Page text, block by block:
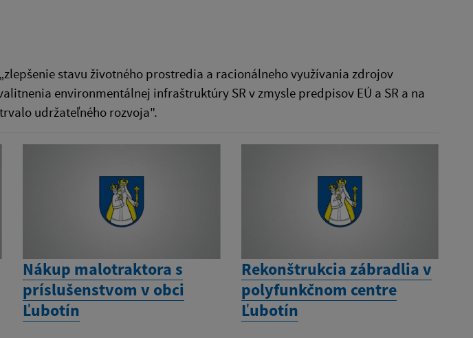
stavu životného prostredia a racionálneho využívania zdrojov
environmentálnej infraštruktúry SR v zmysle predpisov EÚ a SR a na
udržateľného rozvoja".
Nákup malotraktora s
príslušenstvom v obci
Ľubotín
Rekonštrukcia zábradlia v
polyfunkčnom centre
Ľubotín